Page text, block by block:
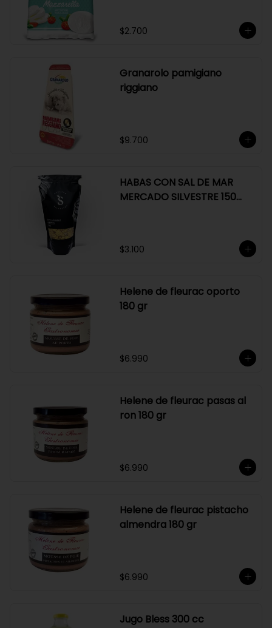
$2.700
Granarolo pamigiano
riggiano
$9.700
HABAS CON SAL DE MAR
MERCADO SILVESTRE 150
$3.100
Helene de fleurac oporto
180 gr
$6.990
Helene de fleurac pasas al
ron 180 gr
$6.990
Helene de fleurac pistacho
almendra 180 gr
$6.990
Jugo Bless 300 cc